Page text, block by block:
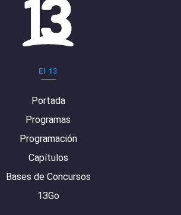
El 13
Portada
Programas
Programación
Capítulos
Bases de Concursos
13Go